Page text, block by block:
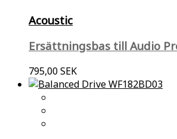
Acoustic
Ersättningsbas till Audio
795,00 SEK